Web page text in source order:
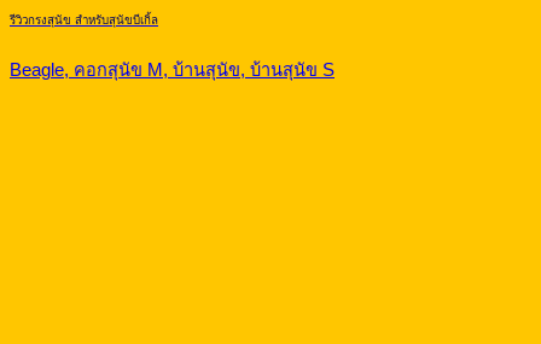
รีวิวกรงสุนัข สำหรับสุนัขบีเกิ้ล
Beagle, คอกสุนัข M, บ้านสุนัข, บ้านสุนัข S